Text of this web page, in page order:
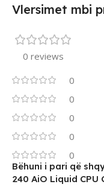
Vlersimet mbi
0 reviews
0
0
0
0
0
Bëhuni i pari që
240 AiO Liquid CPU